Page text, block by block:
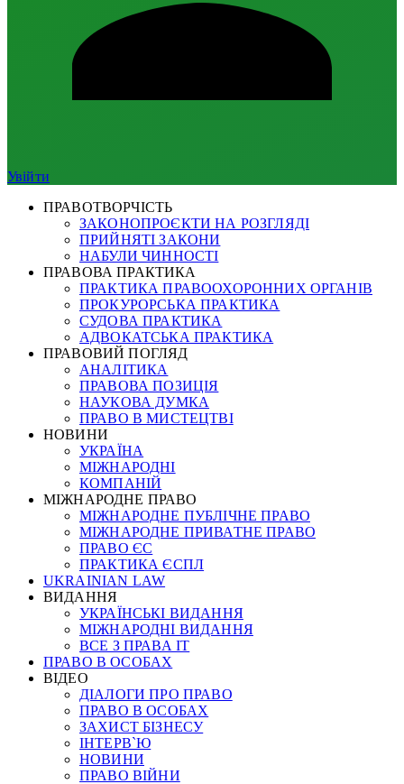
Увійти
ПРАВОТВОРЧІСТЬ
ЗАКОНОПРОЄКТИ НА РОЗГЛЯДІ
ПРИЙНЯТІ ЗАКОНИ
НАБУЛИ ЧИННОСТІ
ПРАВОВА ПРАКТИКА
ПРАКТИКА ПРАВООХОРОННИХ ОРГАНІВ
ПРОКУРОРСЬКА ПРАКТИКА
СУДОВА ПРАКТИКА
АДВОКАТСЬКА ПРАКТИКА
ПРАВОВИЙ ПОГЛЯД
АНАЛІТИКА
ПРАВОВА ПОЗИЦІЯ
НАУКОВА ДУМКА
ПРАВО В МИСТЕЦТВІ
НОВИНИ
УКРАЇНА
МІЖНАРОДНІ
КОМПАНІЙ
МІЖНАРОДНЕ ПРАВО
МІЖНАРОДНЕ ПУБЛІЧНЕ ПРАВО
МІЖНАРОДНЕ ПРИВАТНЕ ПРАВО
ПРАВО ЄС
ПРАКТИКА ЄСПЛ
UKRAINIAN LAW
ВИДАННЯ
УКРАЇНСЬКІ ВИДАННЯ
МІЖНАРОДНІ ВИДАННЯ
ВСЕ З ПРАВА ІТ
ПРАВО В ОСОБАХ
ВІДЕО
ДІАЛОГИ ПРО ПРАВО
ПРАВО В ОСОБАХ
ЗАХИСТ БІЗНЕСУ
ІНТЕРВ`Ю
НОВИНИ
ПРАВО ВІЙНИ